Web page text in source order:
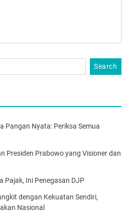
Pangan Nyata: Periksa Semua
Presiden Prabowo yang Visioner dan
Pajak, Ini Penegasan DJP
dengan Kekuatan Sendiri,
Nasional